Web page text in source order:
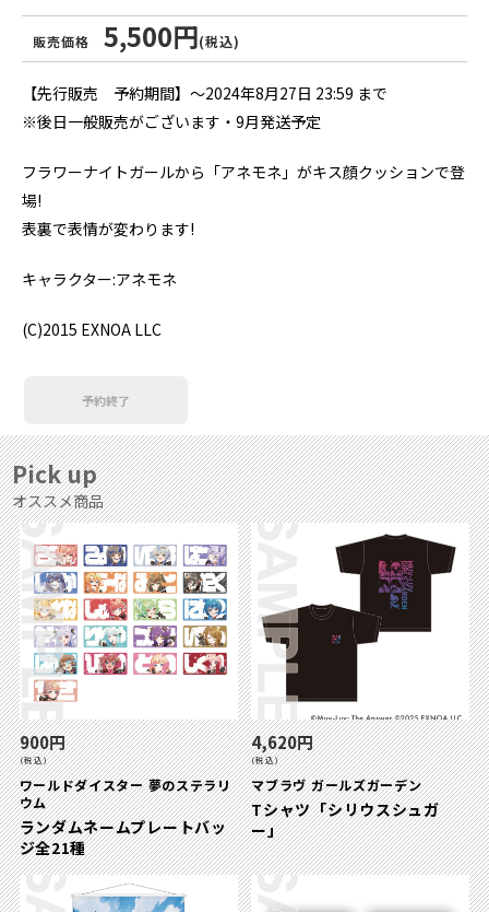
販売価格 5,500円(税込)
【先行販売 予約期間】～2024年8月27日 23:59 まで
※後日一般販売がございます・9月発送予定
フラワーナイトガールから「アネモネ」がキス顔クッションで登
場!
表裏で表情が変わります!
キャラクター:アネモネ
(C)2015 EXNOA LLC
予約終了
Pick up
オススメ商品
900円
(税込)
ワールドダイスター 夢のステラリ
ウム
ランダムネームプレートバッ
ジ全21種
4,620円
(税込)
マブラヴ ガールズガーデン
Tシャツ「シリウスシュガ
ー」